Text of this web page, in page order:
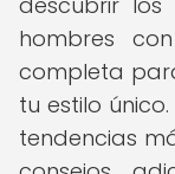
hombres
completa
tu estilo
tendencias